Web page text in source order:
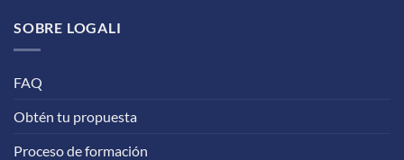
SOBRE LOGALI
FAQ
Obtén tu propuesta
Proceso de formación